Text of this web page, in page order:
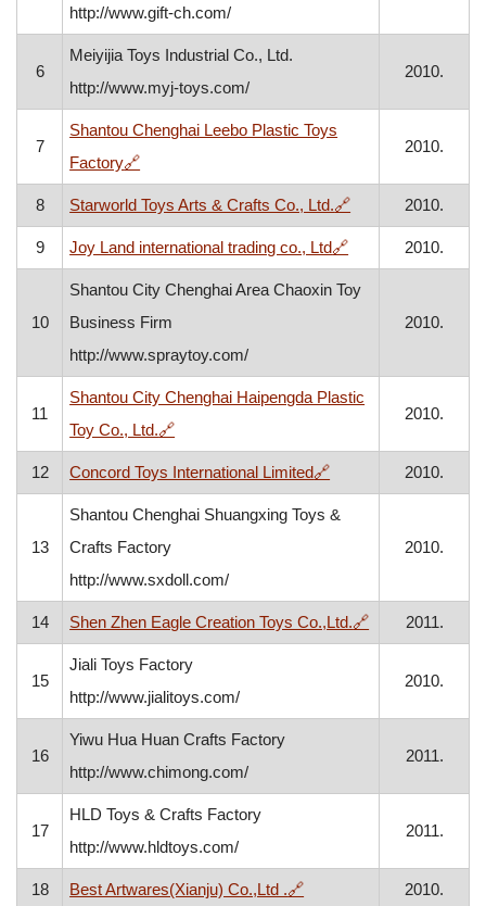
http://www.gift-ch.com/
6
Meiyijia Toys Industrial Co., Ltd.
http://www.myj-toys.com/
2010.
7
Shantou Chenghai Leebo Plastic Toys
Factory🔗, otvara se u novom prozoru
2010.
8 Starworld Toys Arts & Crafts Co., Ltd.🔗, otvara se u
2010.
9 Joy Land international trading co., Ltd🔗, otvara se u
2010.
10
Shantou City Chenghai Area Chaoxin Toy
Business Firm
http://www.spraytoy.com/
2010.
11
Shantou City Chenghai Haipengda Plastic
Toy Co., Ltd.🔗, otvara se u novom prozoru
2010.
12 Concord Toys International Limited🔗, otvara se u novom
2010.
13
Shantou Chenghai Shuangxing Toys &
Crafts Factory
http://www.sxdoll.com/
2010.
14 Shen Zhen Eagle Creation Toys Co.,Ltd.🔗, otvara se u
2011.
15
Jiali Toys Factory
http://www.jialitoys.com/
2010.
16
Yiwu Hua Huan Crafts Factory
http://www.chimong.com/
2011.
17
HLD Toys & Crafts Factory
http://www.hldtoys.com/
2011.
18 Best Artwares(Xianju) Co.,Ltd .🔗, otvara se u novom
2010.